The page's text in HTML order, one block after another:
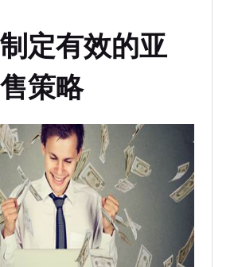
定有效的亚
策略